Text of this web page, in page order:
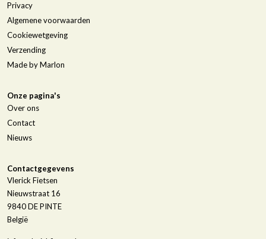
Privacy
Algemene voorwaarden
Cookiewetgeving
Verzending
Made by Marlon
Onze pagina's
Over ons
Contact
Nieuws
Contactgegevens
Vlerick Fietsen
Nieuwstraat 16
9840DE PINTE
België